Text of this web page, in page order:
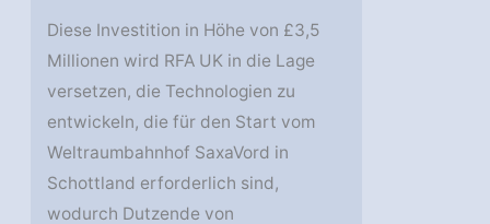
Diese Investition in Höhe von £3,5
Millionen wird RFA UK in die Lage
versetzen, die Technologien zu
entwickeln, die für den Start vom
Weltraumbahnhof SaxaVord in
Schottland erforderlich sind,
wodurch Dutzende von